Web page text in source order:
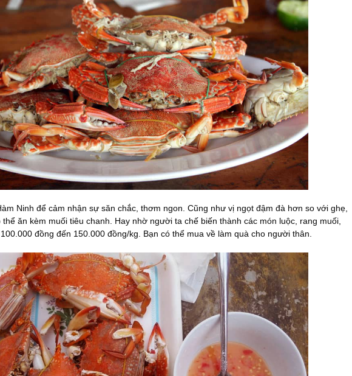
Ninh để cảm nhận sự săn chắc, thơm ngon. Cũng như vị ngọt đậm đà hơn so với ghẹ,
ăn kèm muối tiêu chanh. Hay nhờ người ta chế biến thành các món luộc, rang muối,
đồng đến 150.000 đồng/kg. Bạn có thể mua về làm quà cho người thân.